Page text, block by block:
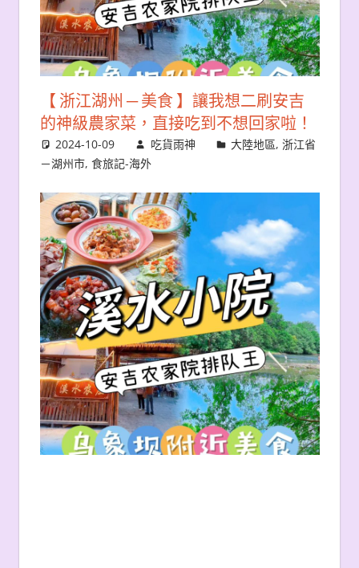
【 浙江湖州 ─ 美食 】讓我想二刷安吉
的神級農家菜，直接吃到不想回家啦！
2024-10-09 吃貨雨神 大陸地區,浙江省
－湖州市, 食旅記-海外